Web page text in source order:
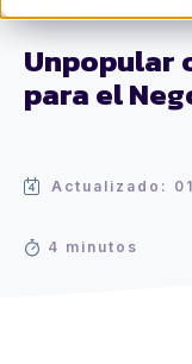
Unpopular
para el
Actualizado:
4 minutos